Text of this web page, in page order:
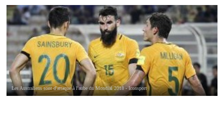
Les Australiens sont d'attaque à l'aube du Mondial 2018 - Iconsport